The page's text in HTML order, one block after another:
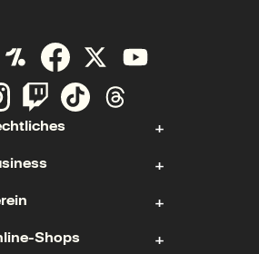
& Hospitality
und Förderabteilung
Shops